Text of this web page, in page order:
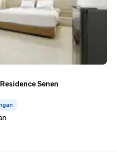
Senen